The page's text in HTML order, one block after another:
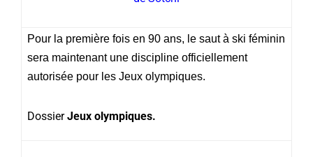
Pour la première fois en 90 ans, le saut à ski féminin
sera maintenant une discipline officiellement
autorisée pour les Jeux olympiques.
DossierJeux olympiques.